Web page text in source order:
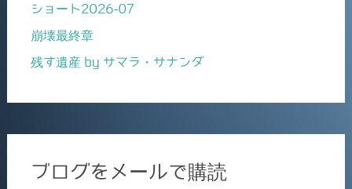
ショート2026-07
崩壊最終章
残す遺産 by サマラ・サナンダ
ブログをメールで購読